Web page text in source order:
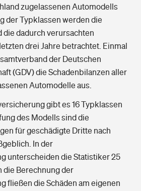
zugelassenen Automodells
der Typklassen werden die
die dadurch verursachten
drei Jahre betrachtet. Einmal
der Deutschen
(GDV) die Schadenbilanzen aller
Automodelle aus.
gibt es 16 Typklassen
des Modells sind die
für geschädigte Dritte nach
In der
unterscheiden die Statistiker 25
die Berechnung der
fließen die Schäden am eigenen